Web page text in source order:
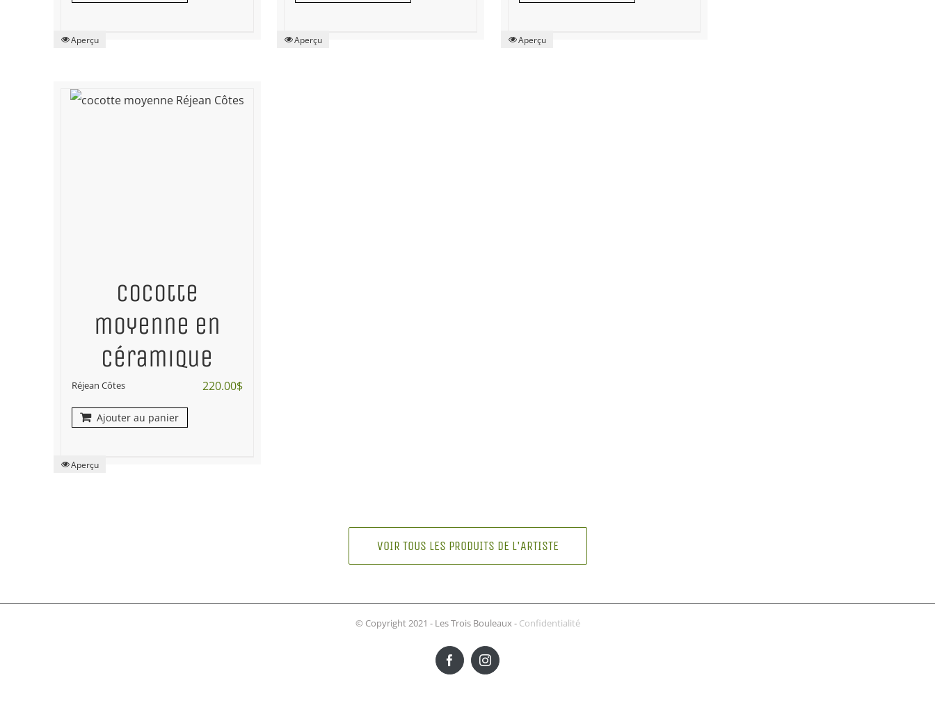
Aperçu Aperçu Aperçu
Cocotte
moyenne en
céramique
Réjean Côtes 220.00$
Ajouter au panier
Aperçu
VOIR TOUS LES PRODUITS DE L'ARTISTE
© Copyright 2021 - Les Trois Bouleaux - Confidentialité
FacebookInstagram